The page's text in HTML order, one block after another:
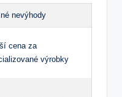
nevýhody
cena za
výrobky